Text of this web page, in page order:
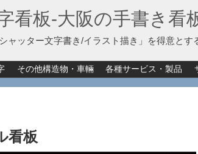
看板‐大阪の手書き看
ャッター文字書き/イラスト描き」を得意とす
その他構造物・車輛 各種サービス・製品
看板